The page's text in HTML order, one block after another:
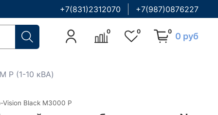
+7(831)2312070 +7(987)0876227
0 0 0 0 руб
P (1-10 кВА)
Vision Black M3000 P